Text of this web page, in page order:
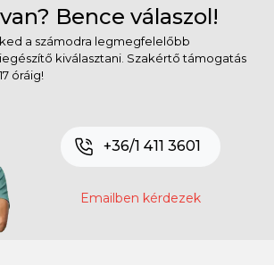
Bence válaszol!
a számodra legmegfelelőbb
kiválasztani. Szakértő támogatás
óráig!
+36/1 411 3601
Emailben kérdezek